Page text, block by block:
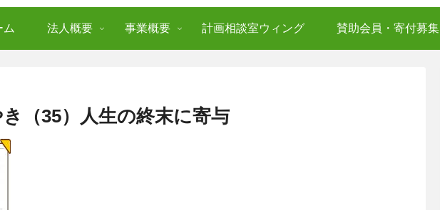
ム 法人概要 事業概要 計画相談室ウィング 賛助会員・寄付募集
（35）人生の終末に寄与